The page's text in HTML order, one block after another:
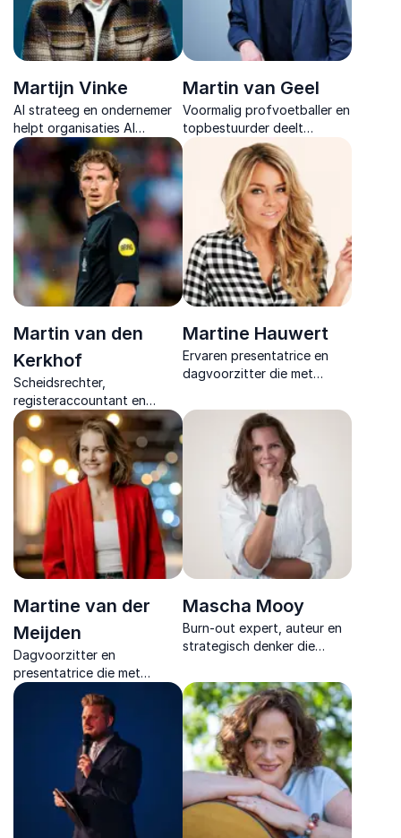
Martijn Vinke
AI strateeg en ondernemer
helpt organisaties AI
vertalen naar concrete
keuzes en werkende
systemen met focus op
strategie en implementatie
Martin van Geel
Voormalig profvoetballer en
topbestuurder deelt
krachtige lessen over
leiderschap, stress, meer uit
mensen halen en menselijk
gedrag in een wereld vol
Martin van den
Kerkhof
Scheidsrechter,
registeraccountant en
innovatiespecialist die
organisaties laat zien hoe
technologie werkt als
katalysator voor groei.
Martine Hauwert
Ervaren presentatrice en
dagvoorzitter die met
boodschap krachtig
overbrengt.
Martine van der
Meijden
Dagvoorzitter en
presentatrice die met
energie en aandacht elk
event transformeert tot een
verbindende ervaring waarin
publiek en sprekers tot hun
recht komen
Mascha Mooy
Burn-out expert, auteur en
strategisch denker die
werkstress en verzuim
structureel te voorkomen
met een no-nonsense
aanpak.